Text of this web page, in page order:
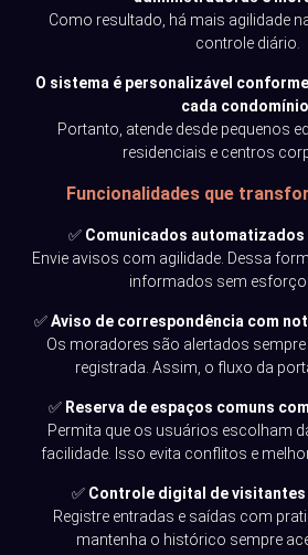
Como resultado, há mais agilidade
controle diário.
O sistema é personalizável
cada
Portanto, atende desde pequenos
residenciais e centros
Funcionalidades que
✅ Comunicados
Envie avisos com agilidade. Dessa
informados sem esforço
✅Aviso de correspondência com
Os moradores são alertados
registrada. Assim, o fluxo da
✅ Reserva de espaços comuns
Permita que os usuários escolham
facilidade. Isso evita conflitos e
✅ Controle digital de visitantes
Registre entradas e saídas com
mantenha o histórico sempre